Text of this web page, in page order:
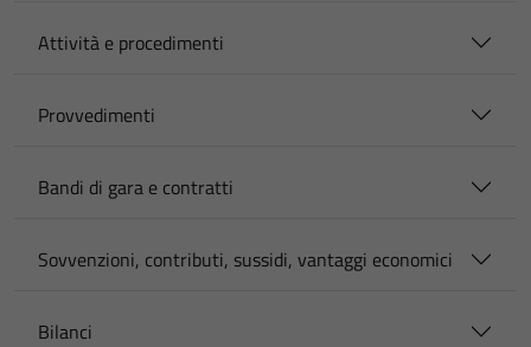
Attività e procedimenti
Provvedimenti
Bandi di gara e contratti
Sovvenzioni, contributi, sussidi, vantaggi economici
Bilanci